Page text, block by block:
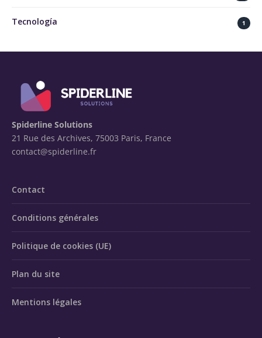
Tecnología 1
Spiderline Solutions
21 Rue des Archives, 75003 Paris, France
contact@spiderline.fr
Contact
Conditions générales
Politique de cookies (UE)
Plan du site
Mentions légales